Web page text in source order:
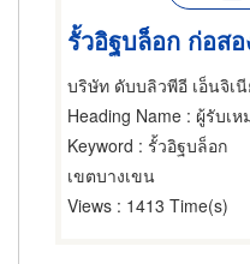
รั้วอิฐบล็อก ก่อส
บริษัท ดับบลิวพีอี เอ็นจิเ
Heading Name : ผู้รับเห
Keyword : รั้วอิฐบล็อก
เขตบางเขน
Views : 1413 Time(s)